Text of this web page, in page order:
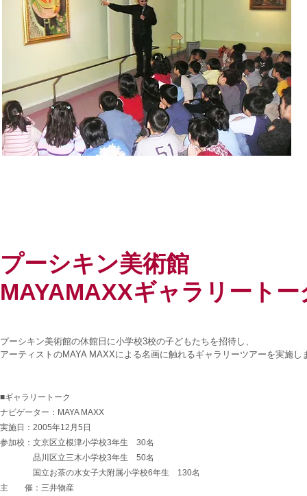
プーシキン美術館
MAYAMAXXギャラリートー
プーシキン美術館の休館日に小学校3校の子どもたちを招待し、
アーティストのMAYA MAXXによる名画に触れるギャラリーツアーを実施し
■ギャラリートーク
ナビゲーター：MAYA MAXX
実施日：2005年12月5日
参加校：文京区立根津小学校3年生 30名
品川区立三木小学校3年生 50名
国立お茶の水女子大附属小学校6年生 130名
主 催：三井物産